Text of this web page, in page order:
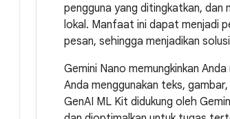
pengguna yang ditingkatkan,
lokal. Manfaat ini dapat menjadi
pesan, sehingga menjadikan
Gemini Nano memungkinkan
Anda menggunakan teks,
GenAI ML Kit didukung oleh